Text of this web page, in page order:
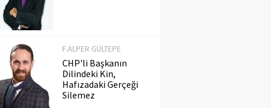
F.ALPER GÜLTEPE
CHP'li Başkanın
Dilindeki Kin,
Hafızadaki Gerçeği
Silemez